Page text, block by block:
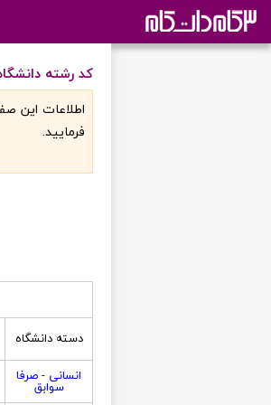
کد رشته
اطلاعات اين
فرماييد.
دسته دانشگاه
انسانی - صرفا
سوابق